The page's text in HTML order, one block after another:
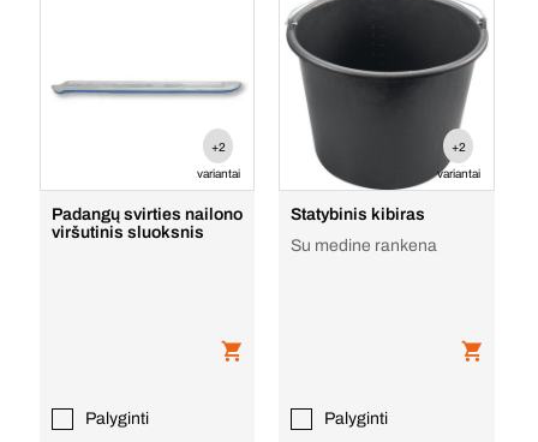
+2
variantai
Padangų svirties nailono
viršutinis sluoksnis
Palyginti
+2
variantai
Statybinis kibiras
Su medine rankena
Palyginti